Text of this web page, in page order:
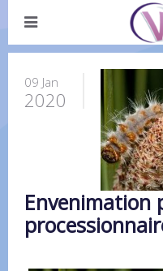
09 Jan
2020
Envenimation